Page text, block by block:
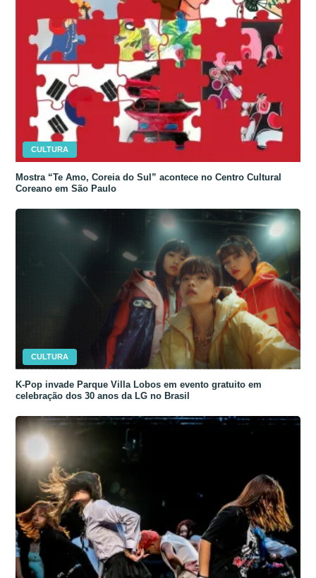
CULTURA
Mostra “Te Amo, Coreia do Sul” acontece no Centro Cultural
Coreano em São Paulo
CULTURA
K-Pop invade Parque Villa Lobos em evento gratuito em
celebração dos 30 anos da LG no Brasil